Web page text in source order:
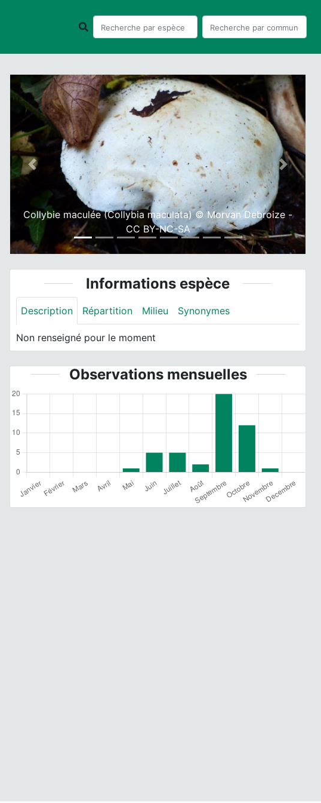
Collybie maculée (Collybia maculata) © Morvan Debroize -
CC BY-NC-SA
Previous Next
Informations espèce
Description Répartition Milieu Synonymes
Non renseigné pour le moment
Observations mensuelles